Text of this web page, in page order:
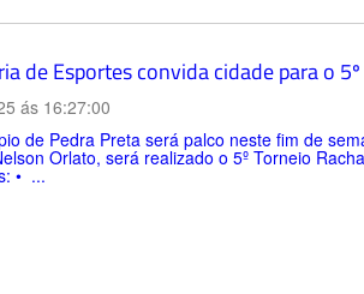
de Esportes convida cidade para o
ás 16:27:00
de Pedra Preta será palco neste fim de
Orlato, será realizado o 5º Torneio
• ...